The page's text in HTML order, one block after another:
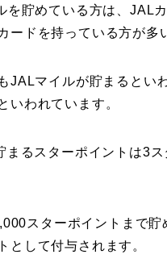
を貯めている方は、JAL
ードを持っている方が多
JALマイルが貯まるとい
いわれています。
まるスターポイントは3
スターポイントまで
として付与されます。